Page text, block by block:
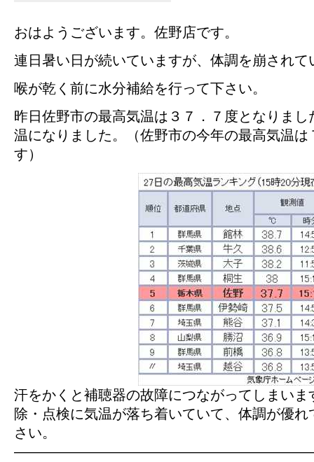
おはようございます。佐野店です。
連日暑い日が続いていますが、体調を崩されて
喉が乾く前に水分補給を行って下さい。
昨日佐野市の最高気温は３７．７度となりま
温になりました。（佐野市の今年の最高気温
す）
汗をかくと補聴器の故障につながってしまい
除・点検に気温が落ち着いていて、体調が優
さい。